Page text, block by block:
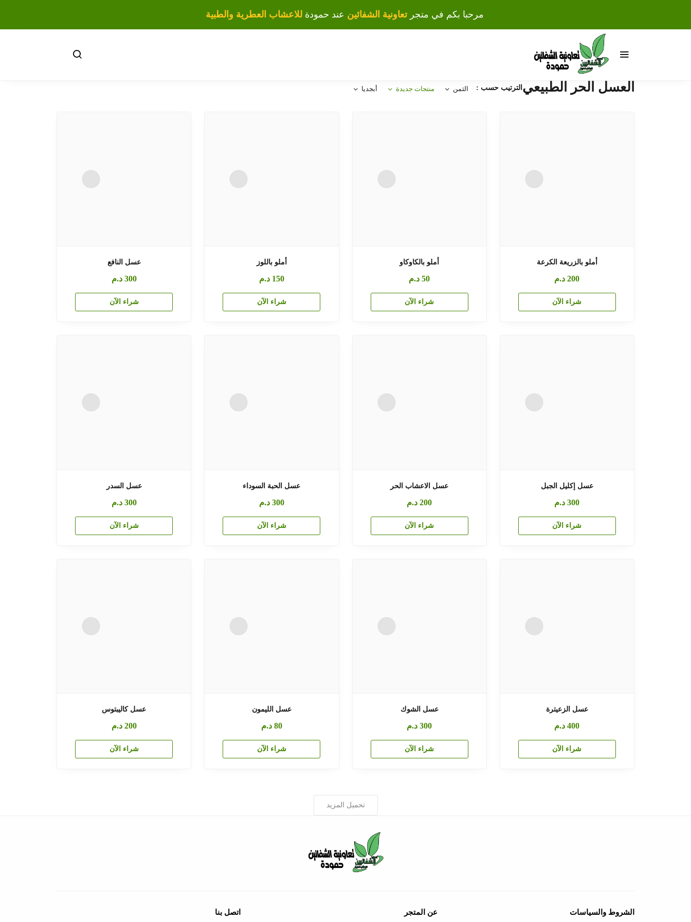
مرحبا بكم في متجرتعاونية الشفائين عند حمودةللاعشاب العطرية والطبية
العسل الحر الطبيعي الترتيب حسب : الثمن منتجات جديدة أبجديا
أملو بالزريعة الكرعة
200د.م
شراء الآن
أملو بالكاوكاو
50د.م
شراء الآن
أملو باللوز
150 د.م
شراء الآن
عسل النافع
300 د.م
شراء الآن
عسل إكليل الجبل
300د.م
شراء الآن
عسل الاعشاب الحر
200د.م
شراء الآن
عسل الحبة السوداء
300 د.م
شراء الآن
عسل السدر
300 د.م
شراء الآن
عسل الزعيترة
400د.م
شراء الآن
عسل الشوك
300د.م
شراء الآن
عسل الليمون
80 د.م
شراء الآن
عسل كاليبتوس
200 د.م
شراء الآن
تحميل المزيد
الشروط والسياسات عن المتجر اتصل بنا